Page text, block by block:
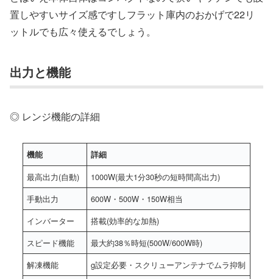
置しやすいサイズ感ですしフラット庫内のおかげで22リ
ットルでも広々使えるでしょう。
出力と機能
◎ レンジ機能の詳細
機能 詳細
最高出力(自動)
1000W(最大1分30秒の短時間高出力)
手動出力
600W・500W・150W相当
インバーター
搭載(効率的な加熱)
スピード機能
最大約38％時短(500W/600W時)
解凍機能
g設定必要・スクリューアンテナでムラ抑制